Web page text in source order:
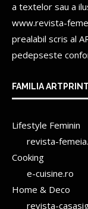
a textelor sau a
www.revista-
prealabil scris al
pedepseste
FAMILIA ARTPRINT
Lifestyle Feminin
revista-
Cooking
e-cuisine.ro
Home & Deco
revista-